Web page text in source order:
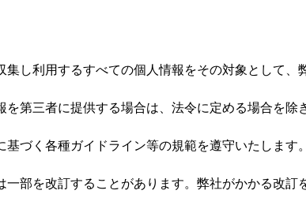
し利用するすべての個人情報をその対象として
第三者に提供する場合は、法令に定める場合を除
づく各種ガイドライン等の規範を遵守いたします
部を改訂することがあります。弊社がかかる改訂